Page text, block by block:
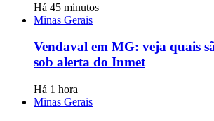
Há 45 minutos
Minas Gerais
Vendaval em MG: veja quais
sob alerta do Inmet
Há 1 hora
Minas Gerais